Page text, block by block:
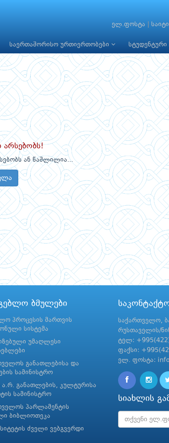
ელ.ფოსტა
საერთაშორისო ურთიერთობები სტუდენტური
არსებობს!
ან წაშლილია...
ბმულები
პროცესის მართვის
სისტემა
უმაღლესი
განათლებისა და
სამინისტრო
ა.რ. განათლების, კულტურისა
სამინისტრო
პარლამენტის
ბიბლიოთეკა
ძველი ვებგვერდი
საქართველო,
რუსთაველის/
ტელ:
ფაქსი:
ელ. ფოსტა:
სიახლის